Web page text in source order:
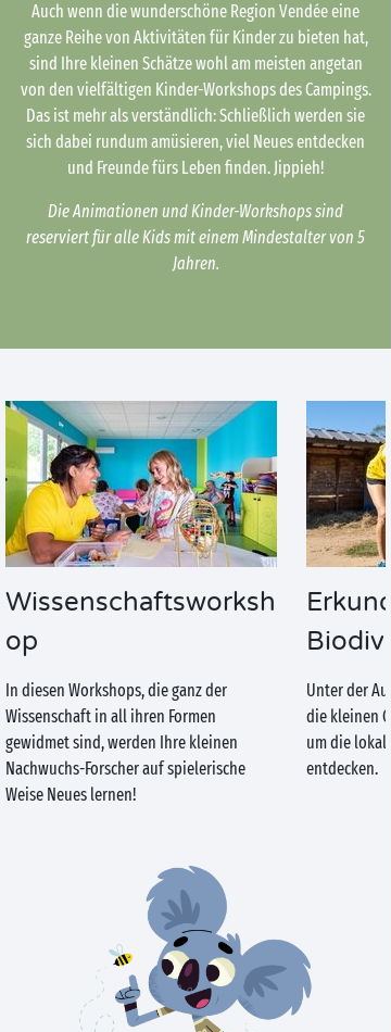
Auch wenn die wunderschöne Region Vendée eine
ganze Reihe von Aktivitäten für Kinder zu bieten hat,
sind Ihre kleinen Schätze wohl am meisten angetan
von den vielfältigen Kinder-Workshops des Campings.
Das ist mehr als verständlich: Schließlich werden sie
sich dabei rundum amüsieren, viel Neues entdecken
und Freunde fürs Leben finden. Jippieh!
Die Animationen und Kinder-Workshops sind
reserviert für alle Kids mit einem Mindestalter von 5
Jahren.
Wissenschaftsworksh
op
In diesen Workshops, die ganz der
Wissenschaft in all ihren Formen
gewidmet sind, werden Ihre kleinen
Nachwuchs-Forscher auf spielerische
Weise Neues lernen!
Unter der
die kleinen
um die
entdecken.